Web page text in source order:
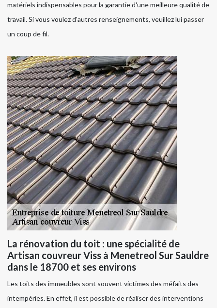
matériels indispensables pour la garantie d'une meilleure qualité de
travail. Si vous voulez d'autres renseignements, veuillez lui passer
un coup de fil.
La rénovation du toit : une spécialité de
Artisan couvreur Viss à Menetreol Sur Sauldre
dans le 18700 et ses environs
Les toits des immeubles sont souvent victimes des méfaits des
intempéries. En effet, il est possible de réaliser des interventions